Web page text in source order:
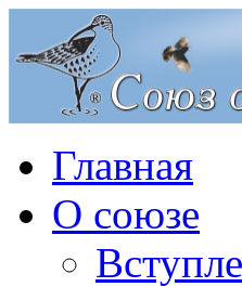
Главная
О союзе